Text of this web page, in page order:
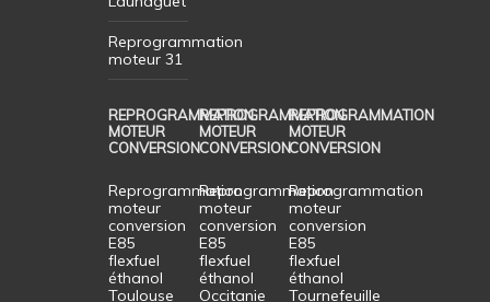
Reprogrammation
moteur 31
REPROGRAMMATION
MOTEUR
CONVERSION
Reprogrammation
moteur
conversion
E85
flexfuel
éthanol
Toulouse
REPROGRAMMATION
MOTEUR
CONVERSION
Reprogrammation
moteur
conversion
E85
flexfuel
éthanol
Occitanie
REPROGRAMMATION
MOTEUR
CONVERSION
Reprogrammation
moteur
conversion
E85
flexfuel
éthanol
Tournefeuille